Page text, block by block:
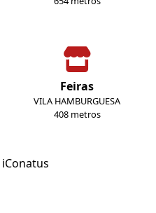
Feiras
VILA HAMBURGUESA
408 metros
iConatus